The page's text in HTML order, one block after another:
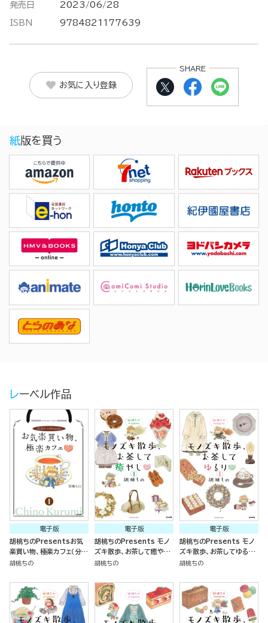
発売日 2023/06/28
ISBN 9784821177639
お気に入り登録
SHARE
紙版を買う
レーベル作品
電子版
胡桃ちのPresentsお気
楽買い物、極楽カフェ（分冊
版）
胡桃ちの
電子版
胡桃ちのPresents モノ
ズキ散歩、お茶して癒やし
（分冊版）
胡桃ちの
電子版
胡桃ちのPresents モノ
ズキ散歩、お茶してゆるり
（分冊版）
胡桃ちの